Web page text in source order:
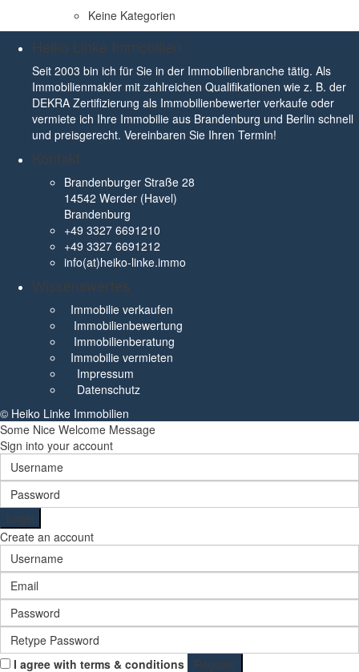
Keine Kategorien
Heiko Linke Immobilien
Seit 2003 bin ich für Sie in der Immobilienbranche tätig. Als
Immobilienmakler mit zahlreichen Qualifikationen wie z. B. der
DEKRA Zertifizierung als Immobilienbewerter verkaufe oder
vermiete ich Ihre Immobilie aus Brandenburg und Berlin schnell
und preisgerecht. Vereinbaren Sie Ihren Termin!
Kontakt
Brandenburger Straße 28
14542 Werder (Havel)
Brandenburg
+49 3327 6691210
+49 3327 6691212
info(at)heiko-linke.immo
Wissenswertes
Immobilie verkaufen
Immobilienbewertung
Immobilienberatung
Immobilie vermieten
Impressum
Datenschutz
© Heiko Linke Immobilien
Some Nice Welcome Message
Sign into your account
Login
Create an account
I agree with terms & conditions Register